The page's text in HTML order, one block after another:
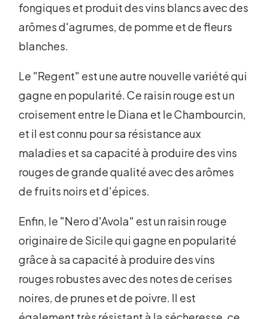
fongiques et produit des vins blancs avec des
arômes d'agrumes, de pomme et de fleurs
blanches.
Le "Regent" est une autre nouvelle variété qui
gagne en popularité. Ce raisin rouge est un
croisement entre le Diana et le Chambourcin,
et il est connu pour sa résistance aux
maladies et sa capacité à produire des vins
rouges de grande qualité avec des arômes
de fruits noirs et d'épices.
Enfin, le "Nero d'Avola" est un raisin rouge
originaire de Sicile qui gagne en popularité
grâce à sa capacité à produire des vins
rouges robustes avec des notes de cerises
noires, de prunes et de poivre. Il est